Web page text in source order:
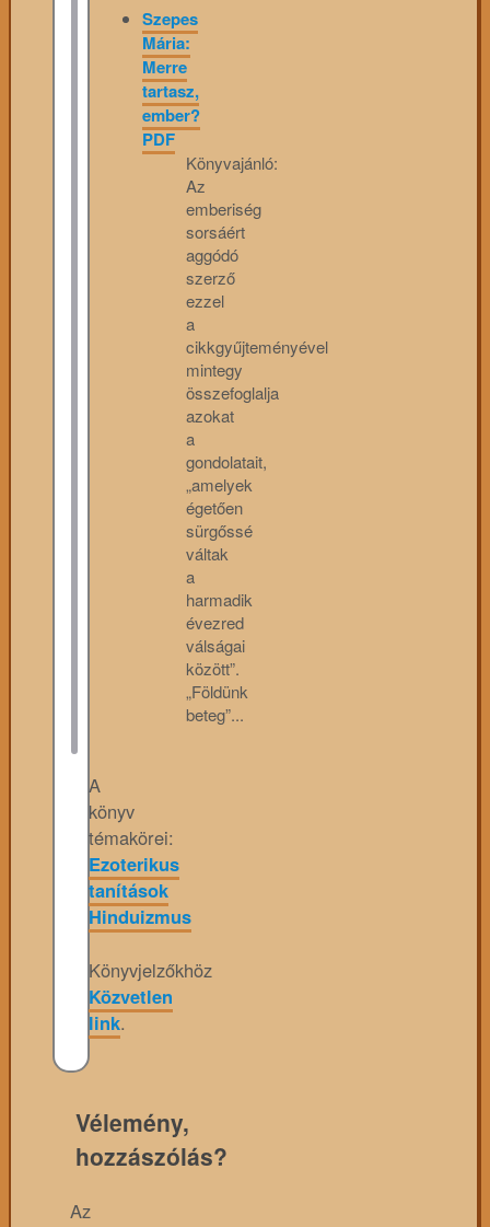
Szepes
Mária:
Merre
tartasz,
ember?
PDF
Könyvajánló:
Az
emberiség
sorsáért
aggódó
szerző
ezzel
a
cikkgyűjteményével
mintegy
összefoglalja
azokat
a
gondolatait,
„amelyek
égetően
sürgőssé
váltak
a
harmadik
évezred
válságai
között”.
„Földünk
beteg”...
A
könyv
témakörei:
Ezoterikus
tanítások
Hinduizmus
Könyvjelzőkhöz
Közvetlen
link.
Vélemény,
hozzászólás?
Az